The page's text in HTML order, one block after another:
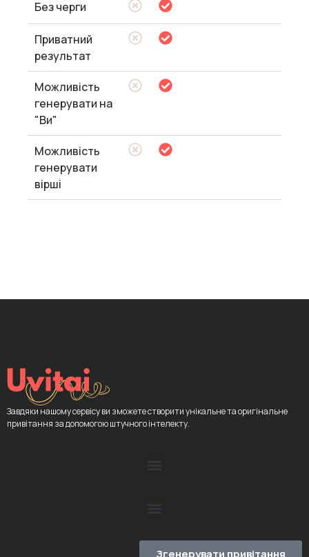
Без черги
Приватний
результат
Можливість
генерувати на
"Ви"
Можливість
генерувати
вірші
Завдяки нашому сервісу ви зможете створити унікальне та оригінальне
привітання за допомогою штучного інтелекту.
Згенерувати привітання